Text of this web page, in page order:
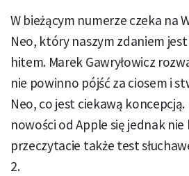
W bieżącym numerze czeka na
Neo, który naszym zdaniem
hitem. Marek Gawryłowicz
nie powinno pójść za ciosem i
Neo, co jest ciekawą koncepcją.
nowości od Apple się jednak
przeczytacie także test
2.